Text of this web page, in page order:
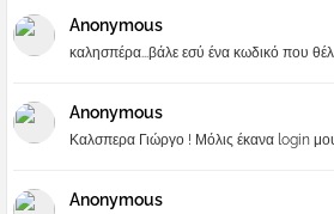
Anonymous
καλησπέρα...βάλε εσύ ένα κωδικό που
Anonymous
Καλσπερα Γιώργο ! Μόλις έκανα login μου
Anonymous